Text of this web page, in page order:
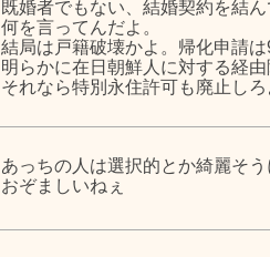
既婚者でもない、結婚契約を結
何を言ってんだよ。
結局は戸籍破壊かよ。帰化申請
明らかに在日朝鮮人に対する経由
それなら特別永住許可も廃止しろ
あっちの人は選択的とか綺麗そ
おぞましいねぇ